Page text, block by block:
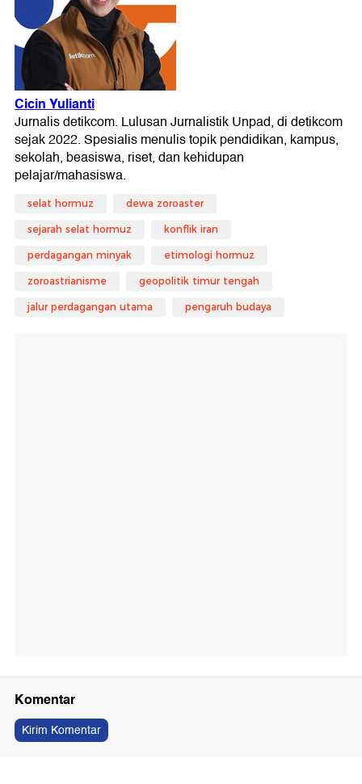
selat hormuz dewa zoroaster
sejarah selat hormuz konflik iran
perdagangan minyak etimologi hormuz
zoroastrianisme geopolitik timur tengah
jalur perdagangan utama pengaruh budaya
Komentar
Kirim Komentar